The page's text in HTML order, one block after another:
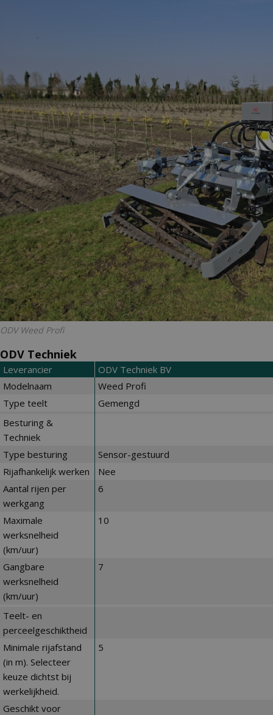
ODV Weed Profi
ODV Techniek
Leverancier
ODV Techniek BV
Modelnaam
Weed Profi
Type teelt
Gemengd
Besturing &
Techniek
Type besturing
Sensor-gestuurd
Rijafhankelijk werken
Nee
Aantal rijen per
werkgang
6
Maximale
werksnelheid
(km/uur)
10
Gangbare
werksnelheid
(km/uur)
7
Teelt- en
perceelgeschiktheid
Minimale rijafstand
(in m). Selecteer
keuze dichtst bij
werkelijkheid.
5
Geschikt voor